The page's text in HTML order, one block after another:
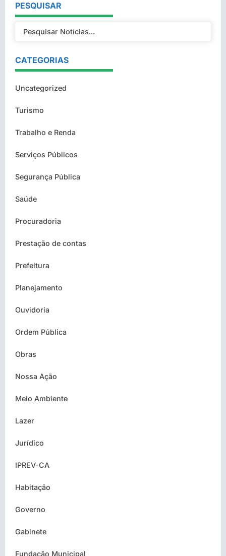
PESQUISAR
CATEGORIAS
Uncategorized
Turismo
Trabalho e Renda
Serviços Públicos
Segurança Pública
Saúde
Procuradoria
Prestação de contas
Prefeitura
Planejamento
Ouvidoria
Ordem Pública
Obras
Nossa Ação
Meio Ambiente
Lazer
Jurídico
IPREV-CA
Habitação
Governo
Gabinete
Fundação Municipal